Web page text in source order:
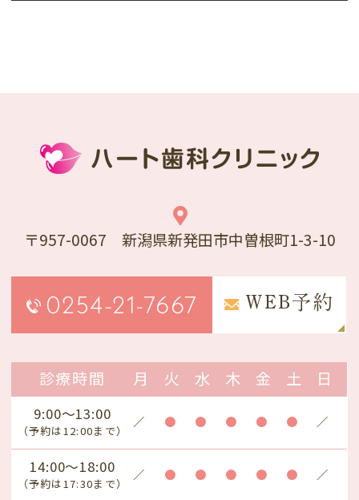
〒957-0067 新潟県新発田市中曽根町1-3-10
0254-21-7667 WEB予約
診療時間 月 火 水 木 金 土 日
9:00～13:00
（予約は12:00まで）
／ ● ● ● ● ● ／
14:00～18:00
（予約は17:30まで）
／ ● ● ● ● ● ／